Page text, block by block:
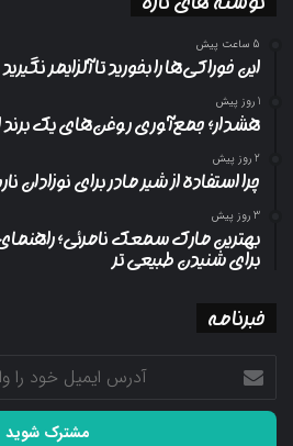
5 ساعت پیش
این خوراکی‌ها را بخورید تا آلزایمر نگیرید
1 روز پیش
هشدار؛ جمع‌آوری روغن‌های یک برند
2 روز پیش
چرا استفاده از شیر مادر برای
3 روز پیش
بهترین مارک سمعک نامرئی؛
برای شنیدن طبیعی تر
خبرنامه
آدرس
ایمیل
خود